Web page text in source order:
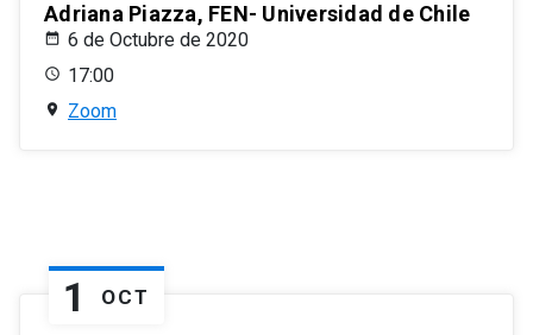
Adriana Piazza, FEN- Universidad de Chile
6 de Octubre de 2020
17:00
Zoom
1 OCT